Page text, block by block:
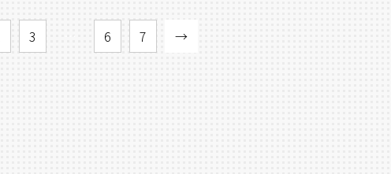
3 6 7 →